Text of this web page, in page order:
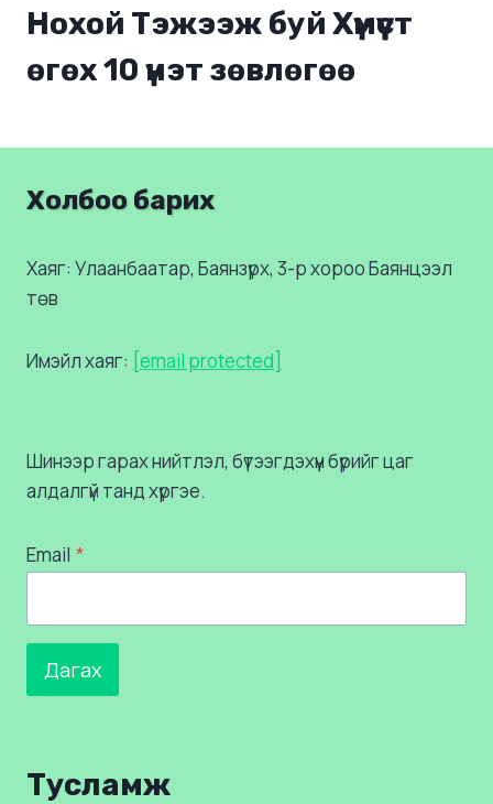
Нохой Тэжээж буй Хүмүүст
өгөх 10 үнэт зөвлөгөө
Холбоо барих
Хаяг: Улаанбаатар, Баянзүрх, 3-р хороо Баянцээл
төв
Имэйл хаяг: [email protected]
Шинээр гарах нийтлэл, бүтээгдэхүүн бүрийг цаг
алдалгүй танд хүргэе.
Email *
Дагах
Тусламж